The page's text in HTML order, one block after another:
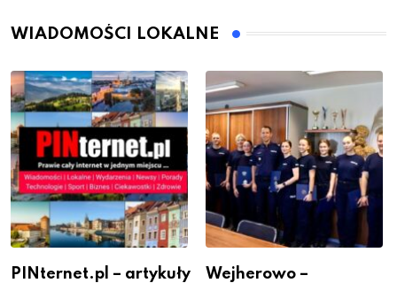
WIADOMOŚCI LOKALNE
PINternet.pl – artykuły
Wejherowo –